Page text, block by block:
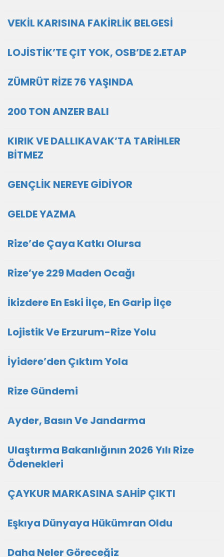
VEKİL KARISINA FAKİRLİK BELGESİ
LOJİSTİK’TE ÇIT YOK, OSB’DE 2.ETAP
ZÜMRÜT RİZE 76 YAŞINDA
200 TON ANZER BALI
KIRIK VE DALLIKAVAK’TA TARİHLER
BİTMEZ
GENÇLİK NEREYE GİDİYOR
GELDE YAZMA
Rize’de Çaya Katkı Olursa
Rize’ye 229 Maden Ocağı
İkizdere En Eski İlçe, En Garip İlçe
Lojistik Ve Erzurum-Rize Yolu
İyidere’den Çıktım Yola
Rize Gündemi
Ayder, Basın Ve Jandarma
Ulaştırma Bakanlığının 2026 Yılı Rize
Ödenekleri
ÇAYKUR MARKASINA SAHİP ÇIKTI
Eşkıya Dünyaya Hükümran Oldu
Daha Neler Göreceğiz